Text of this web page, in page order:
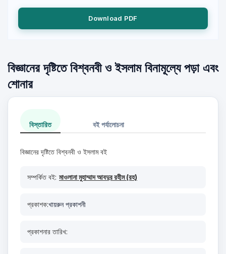
Download PDF
বিজ্ঞানের দৃষ্টিতে বিশ্বনবী ও ইসলাম বিনামূল্যে পড়া এবং
শোনার
বিস্তারিত বই পর্যালোচনা
বিজ্ঞানের দৃষ্টিতে বিশ্বনবী ও ইসলাম বই
সম্পর্কিত বই: মাওলানা মুহাম্মাদ আবদুর রহীম (রহ)
প্রকাশক:খায়রুন প্রকাশনী
প্রকাশনার তারিখ: